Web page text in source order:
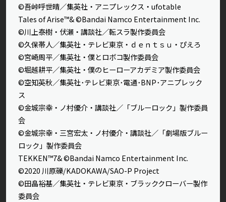
©吾峠呼世晴／集英社・アニプレックス・ufotable
Tales of Arise™& ©Bandai Namco Entertainment Inc.
©川上泰樹・伏瀬・講談社／転スラ製作委員会
©久保帯人／集英社・テレビ東京・ｄｅｎｔｓｕ・ぴえろ
©宮崎周平／集英社・僕とロボコ製作委員会
©堀越耕平／集英社・僕のヒーローアカデミア製作委員会
©空知英秋／集英社･テレビ東京･電通･BNP･アニプレック
ス
©金城宗幸・ノ村優介・講談社／「ブルーロック」製作委員
会
©金城宗幸・三宮宏太・ノ村優介・講談社／「劇場版ブルー
ロック」製作委員会
TEKKEN™7& ©Bandai Namco Entertainment Inc.
©2020 川原礫/KADOKAWA/SAO-P Project
©田畠裕基／集英社・テレビ東京・ブラッククローバー製作
委員会